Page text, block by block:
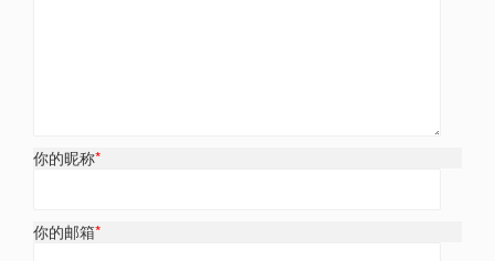
你的昵称*
你的邮箱*